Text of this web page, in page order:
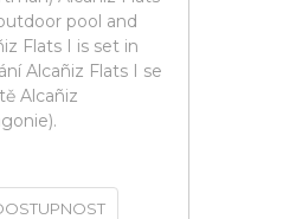
pool and
Flats I is set in
Alcañiz Flats I se
Alcañiz